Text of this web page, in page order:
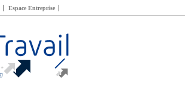
Espace Entreprise